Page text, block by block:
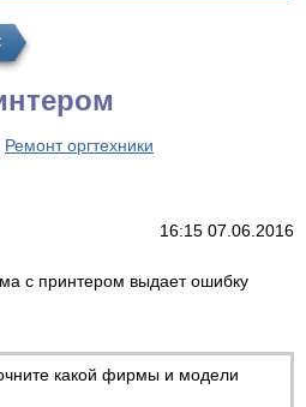
Ремонт оргтехники
16:15 07.06.2016
с принтером выдает ошибку
какой фирмы и модели